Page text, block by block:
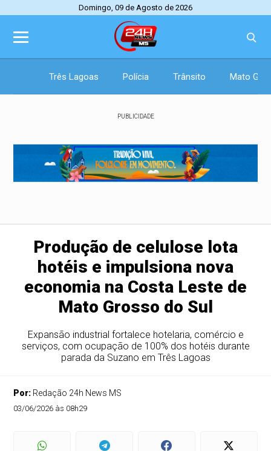
Domingo, 09 de Agosto de 2026
Três Lagoas Polícia Trânsito Mato
PUBLICIDADE
Produção de celulose lota
hotéis e impulsiona nova
economia na Costa Leste de
Mato Grosso do Sul
Expansão industrial fortalece hotelaria, comércio e
serviços, com ocupação de 100% dos hotéis durante
parada da Suzano em Três Lagoas
Por: Redação 24h News MS
03/06/2026 às 08h29